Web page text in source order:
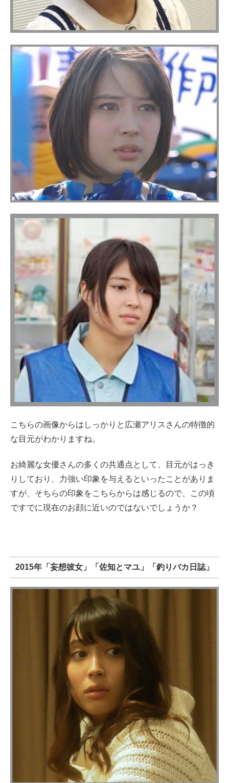
こちらの画像からはしっかりと広瀬アリスさんの特徴的
な目元がわかりますね。
お綺麗な女優さんの多くの共通点として、目元がはっき
りしており、力強い印象を与えるといったことがありま
すが、そちらの印象をこちらからは感じるので、この頃
ですでに現在のお顔に近いのではないでしょうか？
2015年「妄想彼女」「佐知とマユ」「釣りバカ日誌」